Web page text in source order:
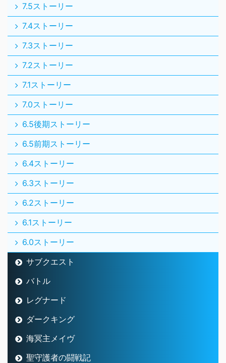
7.5ストーリー
7.4ストーリー
7.3ストーリー
7.2ストーリー
7.1ストーリー
7.0ストーリー
6.5後期ストーリー
6.5前期ストーリー
6.4ストーリー
6.3ストーリー
6.2ストーリー
6.1ストーリー
6.0ストーリー
サブクエスト
バトル
レグナード
ダークキング
海冥主メイヴ
聖守護者の闘戦記